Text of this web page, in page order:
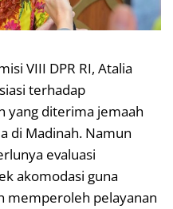
VIII DPR RI, Atalia
terhadap
yang diterima jemaah
di Madinah. Namun
evaluasi
akomodasi guna
memperoleh pelayanan